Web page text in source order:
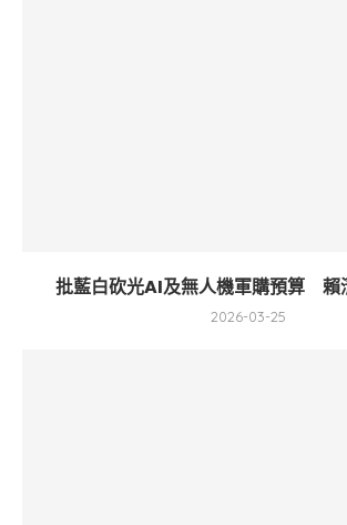
批藍白砍光AI及無人機軍購預算 賴
2026-03-25